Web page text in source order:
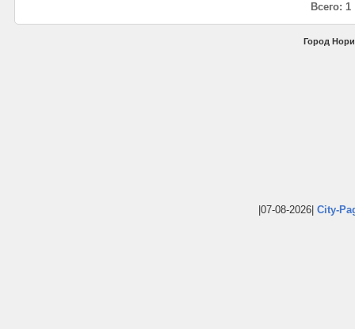
Всего: 1
Город
|07-08-2026| City-